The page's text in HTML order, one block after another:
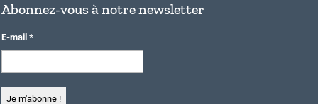
Abonnez-vous à notre newsletter
E-mail *